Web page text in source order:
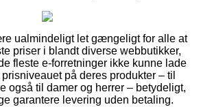
ualmindeligt let gængeligt for alle at
priser i blandt diverse webbutikker,
fleste e-forretninger ikke kunne lade
på deres produkter – til
også til damer og herrer – betydeligt,
garantere levering uden betaling.